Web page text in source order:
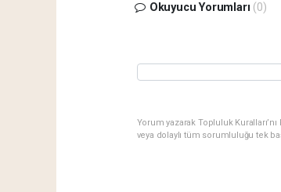
Okuyucu Yorumları (0)
Yorum yazarak Topluluk
veya dolaylı tüm sorumluluğu tek